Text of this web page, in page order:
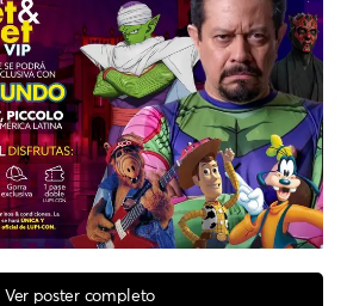
Ver poster completo